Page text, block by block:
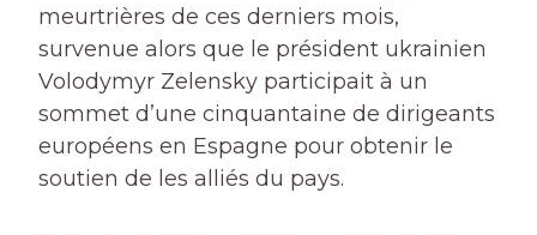
meurtrières de ces derniers mois,
survenue alors que le président ukrainien
Volodymyr Zelensky participait à un
sommet d’une cinquantaine de dirigeants
européens en Espagne pour obtenir le
soutien de les alliés du pays.